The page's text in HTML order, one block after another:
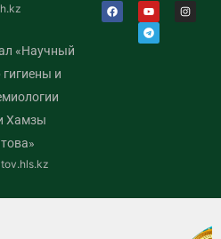
«Научный
гигиены и
Хамзы